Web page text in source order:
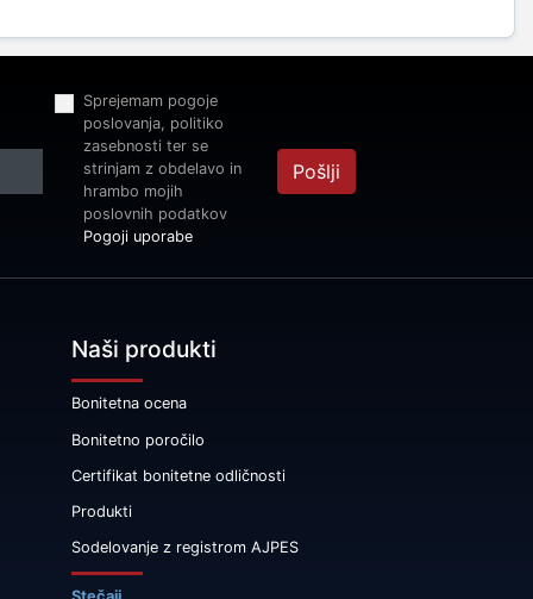
Sprejemam pogoje
poslovanja, politiko
zasebnosti ter se
strinjam z obdelavo in
hrambo mojih
poslovnih podatkov
Pogoji uporabe
Pošlji
Naši produkti
Bonitetna ocena
Bonitetno poročilo
Certifikat bonitetne odličnosti
Produkti
Sodelovanje z registrom AJPES